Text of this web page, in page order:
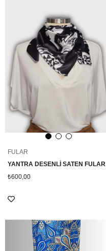
FULAR
YANTRA DESENLİ SATEN FULAR
₺600,00